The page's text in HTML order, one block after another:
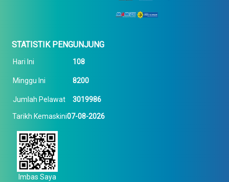
STATISTIK PENGUNJUNG
Hari Ini 108
Minggu Ini 8200
Jumlah Pelawat 3019986
Tarikh Kemaskini07-08-2026
Imbas Saya